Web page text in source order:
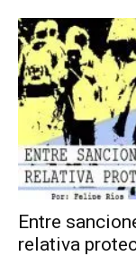
Entre
relativa